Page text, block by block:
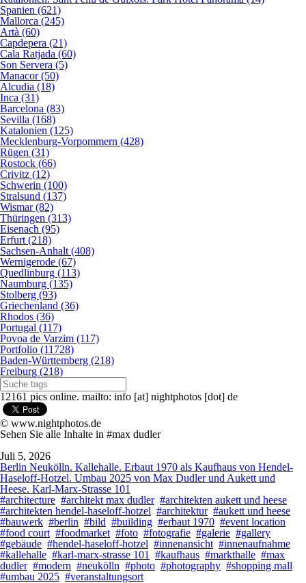
Spanien (621)
Mallorca (245)
Artà (60)
Capdepera (21)
Cala Ratjada (60)
Son Servera (5)
Manacor (50)
Alcudia (18)
Inca (31)
Barcelona (83)
Sevilla (168)
Katalonien (125)
Mecklenburg-Vorpommern (428)
Rügen (31)
Rostock (66)
Crivitz (12)
Schwerin (100)
Stralsund (137)
Wismar (82)
Thüringen (313)
Eisenach (95)
Erfurt (218)
Sachsen-Anhalt (408)
Wernigerode (67)
Quedlinburg (113)
Naumburg (135)
Stolberg (93)
Griechenland (36)
Rhodos (36)
Portugal (117)
Povoa de Varzim (117)
Portfolio (11728)
Baden-Württemberg (218)
Freiburg (218)
12161 pics online. mailto: info [at] nightphotos [dot] de
© www.nightphotos.de
Sehen Sie alle Inhalte in #max dudler
Juli 5, 2026
Berlin Neukölln. Kallehalle. Erbaut 1970 als Kaufhaus von Hendel-
Haseloff-Hotzel. Umbau 2025 von Max Dudler und Aukett und
Heese. Karl-Marx-Strasse 101
#architecture #architekt max dudler #architekten aukett und heese
#architekten hendel-haseloff-hotzel #architektur #aukett und heese
#bauwerk #berlin #bild #building #erbaut 1970 #event location
#food court #foodmarket #foto #fotografie #galerie #gallery
#gebäude #hendel-haseloff-hotzel #innenansicht #innenaufnahme
#kallehalle #karl-marx-strasse 101 #kaufhaus #markthalle #max
dudler #modern #neukölln #photo #photography #shopping mall
#umbau 2025 #veranstaltungsort